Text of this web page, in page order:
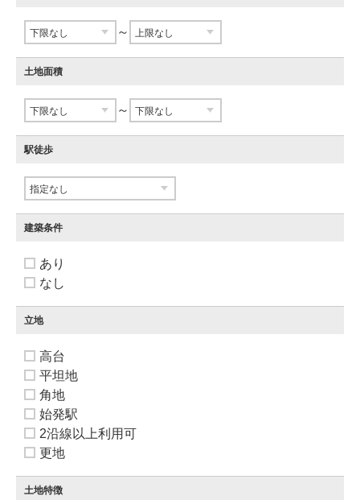
～
土地面積
～
駅徒歩
建築条件
あり
なし
立地
高台
平坦地
角地
始発駅
2沿線以上利用可
更地
土地特徴